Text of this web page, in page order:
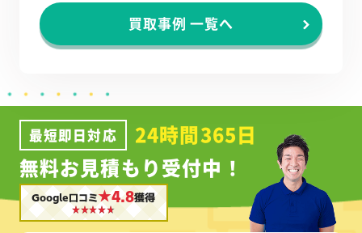
買取事例 一覧へ
最短即日対応
24時間365日
無料お見積もり受付中！
Google口コミ★4.8獲得